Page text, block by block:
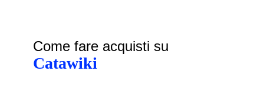
Come fare acquisti su
Catawiki